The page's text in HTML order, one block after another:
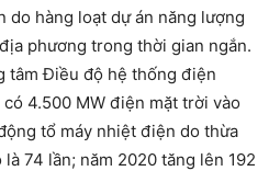
hàng loạt dự án năng lượng
phương trong thời gian ngắn.
tâm Điều độ hệ thống điện
4.500 MW điện mặt trời vào
tổ máy nhiệt điện do thừa
74 lần; năm 2020 tăng lên 192